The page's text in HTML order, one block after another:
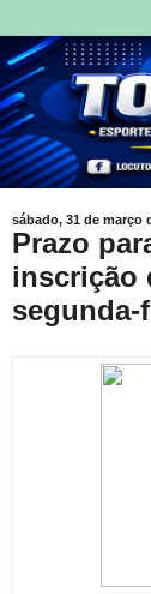
sábado, 31 de março
Prazo
inscrição
segunda-